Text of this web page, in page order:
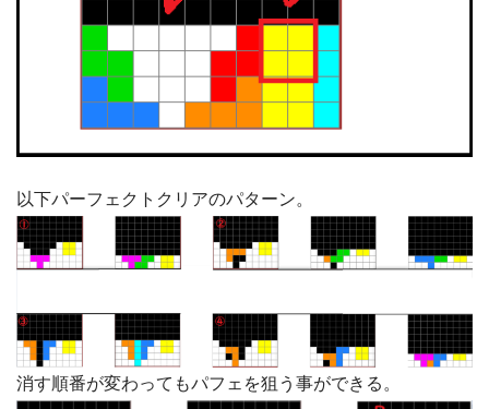
以下パーフェクトクリアのパターン。
消す順番が変わってもパフェを狙う事ができる。